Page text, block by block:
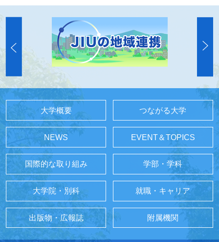
大学概要 つながる大学
NEWS EVENT＆TOPICS
国際的な取り組み 学部・学科
大学院・別科 就職・キャリア
出版物・広報誌 附属機関